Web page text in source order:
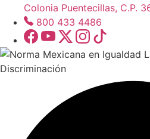
Colonia Puentecillas, C.P.
800 433 4486